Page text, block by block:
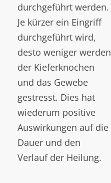
durchgeführt werden.
Je kürzer ein Eingriff
durchgeführt wird,
desto weniger werden
der Kieferknochen
und das Gewebe
gestresst. Dies hat
wiederum positive
Auswirkungen auf die
Dauer und den
Verlauf der Heilung.